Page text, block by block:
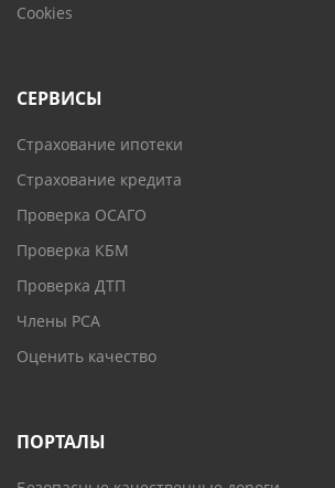
Cookies
СЕРВИСЫ
Страхование ипотеки
Страхование кредита
Проверка ОСАГО
Проверка КБМ
Проверка ДТП
Члены РСА
Оценить качество
ПОРТАЛЫ